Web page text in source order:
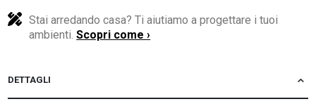
Stai arredando casa? Ti aiutiamo a progettare i tuoi
ambienti.Scopri come ›
DETTAGLI